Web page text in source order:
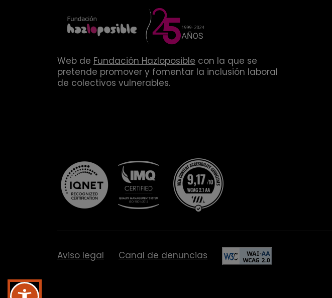
Web de Fundación Hazloposible con la que se
pretende promover y fomentar la inclusión laboral
de colectivos vulnerables.
Aviso legal Canal de denuncias